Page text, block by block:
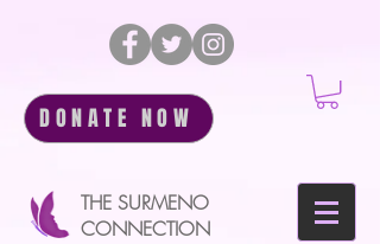
DONATE NOW
THE SURMENO
CONNECTION